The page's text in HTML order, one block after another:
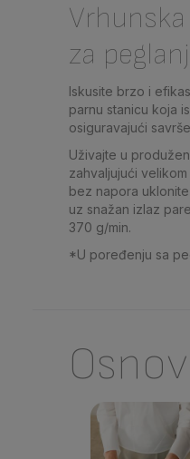
za
Iskusite brzo i
parnu stanicu koja
osiguravajući
Uživajte u
zahvaljujući
bez napora
uz snažan izlaz
370 g/min.
*U poređenju sa